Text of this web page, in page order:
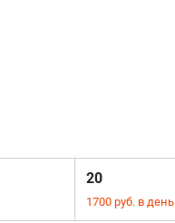
20
1700 руб. в день